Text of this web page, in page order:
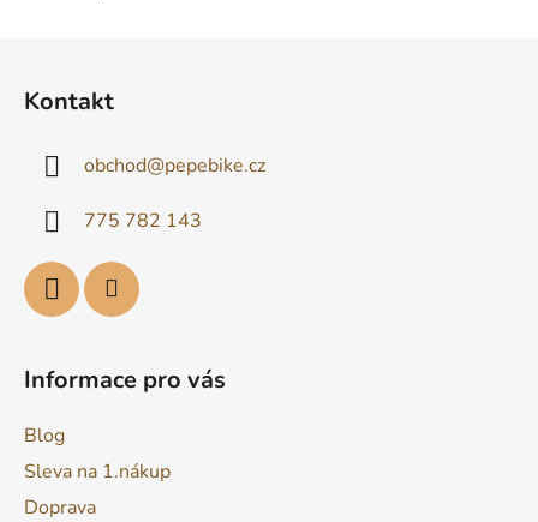
Kontakt
obchod@pepebike.cz
775 782 143
Informace pro vás
Blog
Sleva na 1.nákup
Doprava